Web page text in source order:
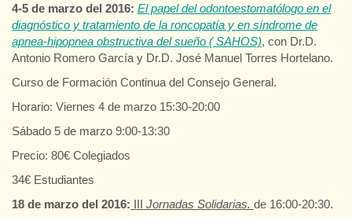
4-5 de marzo del 2016: El papel del odontoestomatólogo en el
diagnóstico y tratamiento de la roncopatía y en síndrome de
apnea-hipopnea obstructiva del sueño ( SAHOS), con Dr.D.
Antonio Romero García y Dr.D. José Manuel Torres Hortelano.
Curso de Formación Continua del Consejo General.
Horario: Viernes 4 de marzo 15:30-20:00
Sábado 5 de marzo 9:00-13:30
Precio: 80€ Colegiados
34€ Estudiantes
18 de marzo del 2016: III Jornadas Solidarias. de 16:00-20:30.